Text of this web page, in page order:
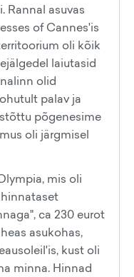
Rannal asuvas
of Cannes'is
oli kõik
laiutasid
olid
palav ja
põgenesime
oli järgmisel
mis oli
ca 230 eurot
asukohas,
kust oli
minna. Hinnad